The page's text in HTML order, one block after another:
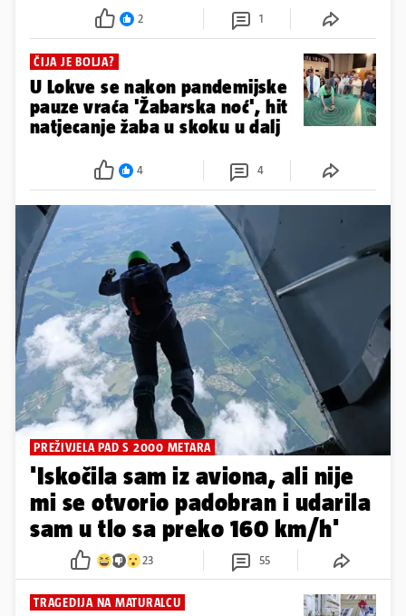
2 1
ČIJA JE BOLJA?
U Lokve se nakon pandemijske
pauze vraća 'Žabarska noć', hit
natjecanje žaba u skoku u dalj
4 4
PREŽIVJELA PAD S 2000 METARA
'Iskočila sam iz aviona, ali nije
mi se otvorio padobran i udarila
sam u tlo sa preko 160 km/h'
23 55
TRAGEDIJA NA MATURALCU